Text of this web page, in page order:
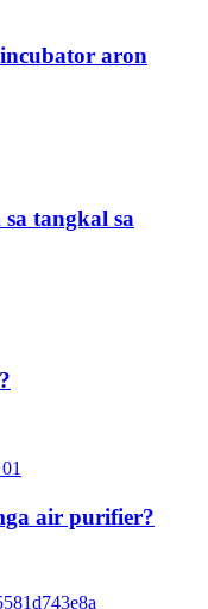
aron
tangkal sa
air purifier?